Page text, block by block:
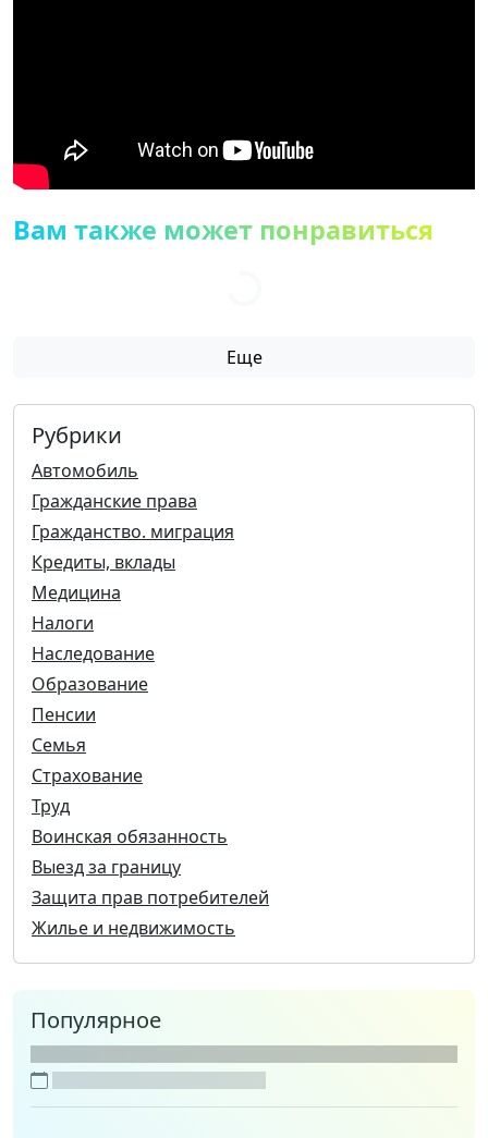
Вам также может понравиться
Еще
Рубрики
Автомобиль
Гражданские права
Гражданство. миграция
Кредиты, вклады
Медицина
Налоги
Наследование
Образование
Пенсии
Семья
Страхование
Труд
Воинская обязанность
Выезд за границу
Защита прав потребителей
Жилье и недвижимость
Популярное